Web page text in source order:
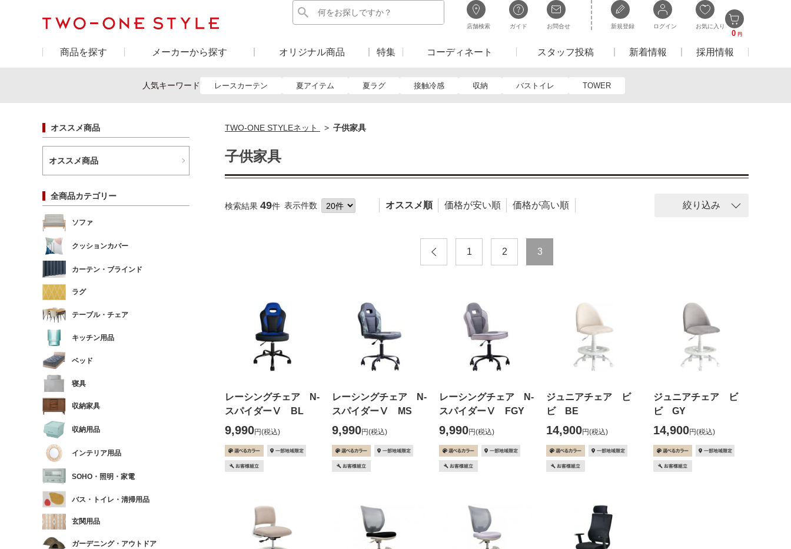
店舗検索 ガイド お問合せ 新規登録 ログイン お気に入り
0 円
商品を探す メーカーから探す オリジナル商品 特集 コーディネート スタッフ投稿 新着情報 採用情報
人気キーワード レースカーテン 夏アイテム 夏ラグ 接触冷感 収納 バストイレ TOWER
TWO-ONE STYLEネット 子供家具
子供家具
検索結果 49件 表示件数 オススメ順 価格が安い順 価格が高い順 絞り込み
1 2 3
レーシングチェア N-
スパイダーⅤ BL
9,990円(税込)
レーシングチェア N-
スパイダーⅤ MS
9,990円(税込)
レーシングチェア N-
スパイダーⅤ FGY
9,990円(税込)
ジュニアチェア ビ
ビ BE
14,900円(税込)
ジュニアチェア ビ
ビ GY
14,900円(税込)
オススメ商品
オススメ商品
全商品カテゴリー
ソファ
クッションカバー
カーテン・ブラインド
ラグ
テーブル・チェア
キッチン用品
ベッド
寝具
収納家具
収納用品
インテリア用品
SOHO・照明・家電
バス・トイレ・清掃用品
玄関用品
ガーデニング・アウトドア